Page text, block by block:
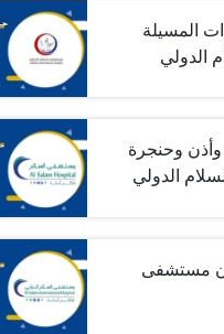
المسيلة
الدولي
وحنجرة
الدولي
مستشفى